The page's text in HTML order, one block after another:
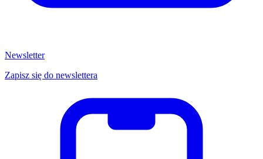
Newsletter
Zapisz się do newslettera